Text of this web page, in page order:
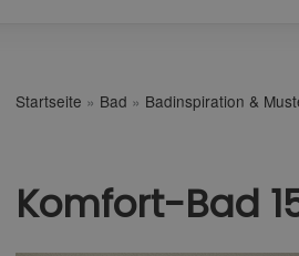
Startseite » Bad » Badinspiration &
Komfort-Bad